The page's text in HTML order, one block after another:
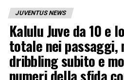
JUVENTUS NEWS
Kalulu Juve da 10 e
totale nei passaggi,
dribbling subito e
numeri della sfida